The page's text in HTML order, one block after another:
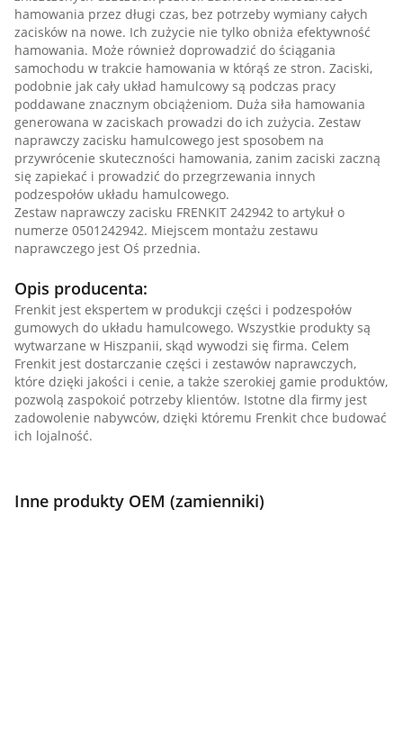
hamowania przez długi czas, bez potrzeby wymiany całych
zacisków na nowe. Ich zużycie nie tylko obniża efektywność
hamowania. Może również doprowadzić do ściągania
samochodu w trakcie hamowania w którąś ze stron. Zaciski,
podobnie jak cały układ hamulcowy są podczas pracy
poddawane znacznym obciążeniom. Duża siła hamowania
generowana w zaciskach prowadzi do ich zużycia. Zestaw
naprawczy zacisku hamulcowego jest sposobem na
przywrócenie skuteczności hamowania, zanim zaciski zaczną
się zapiekać i prowadzić do przegrzewania innych
podzespołów układu hamulcowego.
Zestaw naprawczy zacisku FRENKIT 242942 to artykuł o
numerze 0501242942. Miejscem montażu zestawu
naprawczego jest Oś przednia.
Opis producenta:
Frenkit jest ekspertem w produkcji części i podzespołów
gumowych do układu hamulcowego. Wszystkie produkty są
wytwarzane w Hiszpanii, skąd wywodzi się firma. Celem
Frenkit jest dostarczanie części i zestawów naprawczych,
które dzięki jakości i cenie, a także szerokiej gamie produktów,
pozwolą zaspokoić potrzeby klientów. Istotne dla firmy jest
zadowolenie nabywców, dzięki któremu Frenkit chce budować
ich lojalność.
Inne produkty OEM (zamienniki)